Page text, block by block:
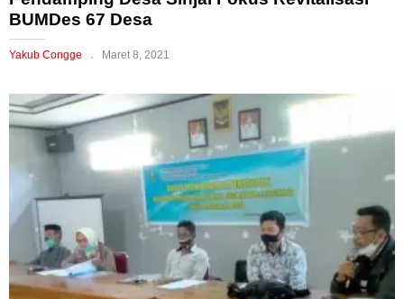
BUMDes 67 Desa
Yakub Congge Maret 8, 2021